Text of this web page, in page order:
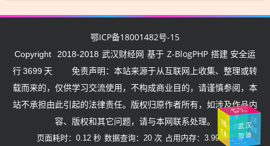
鄂ICP备18001482号-15
Copyright 2018-2018 武汉财经网 基于 Z-BlogPHP 搭建 安全运
行3699 天
免责声明：本站来源于从互联网上收集、整理或转
载而来的，仅供学习交流使用，不构成商业目的，请谨慎参阅，本
站不承担由此引起的法律责任。版权归原作者所有，如涉及作品内
容、版权和其它问题，请与本网联系处理。
页面耗时：0.12 秒 数据查询：20 次 占用内存：3.99 MB
武汉
加油
中国
加油 湖北加
油
中国
加油
武汉
挺住
中国
加油